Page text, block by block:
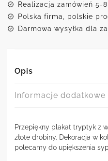
Realizacja zamówień 5-
Polska firma, polskie
Darmowa wysyłka dla
Opis
Informacje dodatkowe
Przepiękny plakat tryptyk z
złote drobiny. Dekoracja w
polecamy do upiększenia